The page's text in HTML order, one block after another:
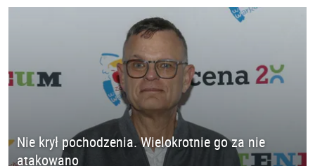
Nie krył pochodzenia. Wielokrotnie go za nie
atakowano